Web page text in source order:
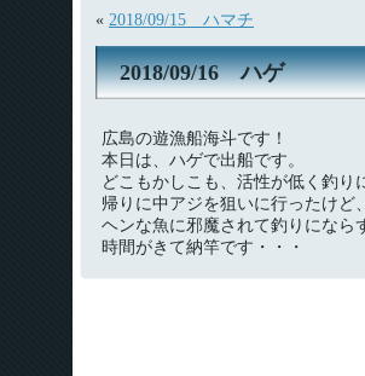
« 2018/09/15 ハマチ
2018/09/16 ハゲ
広島の遊漁船海斗です！
本日は、ハゲで出船です。
どこもかしこも、活性が低く釣り
帰りに中アジを狙いに行ったけど、
ヘンな魚に邪魔されて釣りになら
時間がきて納竿です・・・